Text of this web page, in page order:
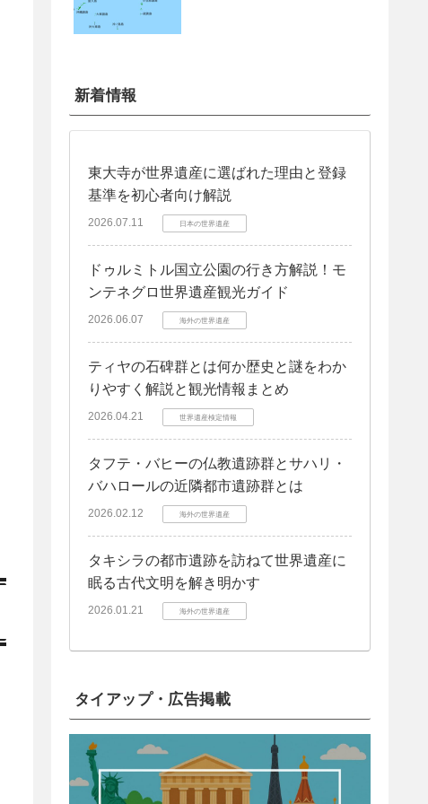
新着情報
東大寺が世界遺産に選ばれた理由と登録
基準を初心者向け解説
2026.07.11 日本の世界遺産
ドゥルミトル国立公園の行き方解説！モ
ンテネグロ世界遺産観光ガイド
2026.06.07 海外の世界遺産
ティヤの石碑群とは何か歴史と謎をわか
りやすく解説と観光情報まとめ
2026.04.21 世界遺産検定情報
タフテ・バヒーの仏教遺跡群とサハリ・
バハロールの近隣都市遺跡群とは
2026.02.12 海外の世界遺産
タキシラの都市遺跡を訪ねて世界遺産に
眠る古代文明を解き明かす
2026.01.21 海外の世界遺産
タイアップ・広告掲載